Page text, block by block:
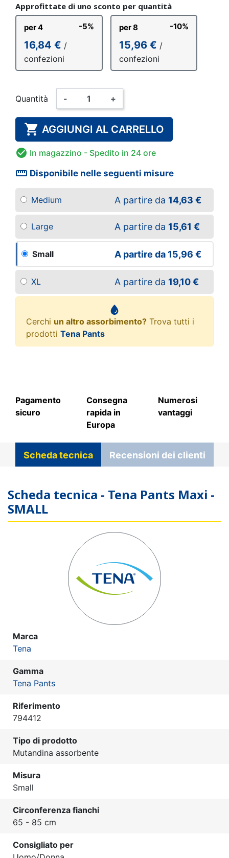
Approfittate di uno sconto per quantità
per 4 -5%
16,84 € /
confezioni
per 8 -10%
15,96 € /
confezioni
Quantità - +
 AGGIUNGI AL CARRELLO
 In magazzino - Spedito in 24 ore
straighten Disponibile nelle seguenti misure
Medium A partire da 14,63 €
Large A partire da 15,61 €
Small A partire da 15,96 €
XL A partire da 19,10 €
Cerchi un altro assorbimento? Trova tutti i
prodotti Tena Pants
Pagamento
sicuro
Consegna
rapida in
Europa
Numerosi
vantaggi
Scheda tecnica Recensioni dei clienti
Scheda tecnica - Tena Pants Maxi -
SMALL
Marca
Tena
Gamma
Tena Pants
Riferimento
794412
Tipo di prodotto
Mutandina assorbente
Misura
Small
Circonferenza fianchi
65 - 85 cm
Consigliato per